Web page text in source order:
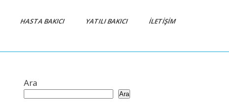
HASTA BAKICI YATILI BAKICI İLETIŞIM
Ara
Ara